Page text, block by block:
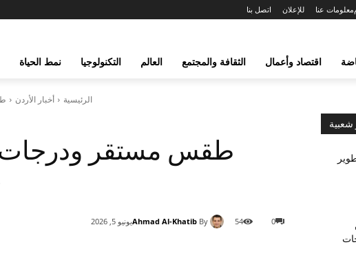
اتصل بنا للإعلان معلومات عنا
اقتصاد وأعمال الثقافة والمجتمع العالم التكنولوجيا نمط الحياة
الرئيسية أخبار الأردن
طقس مستقر ودرجات
By
Ahmad Al-Khatibيونيو 5, 2026 0
54
شعبية
لتطوير